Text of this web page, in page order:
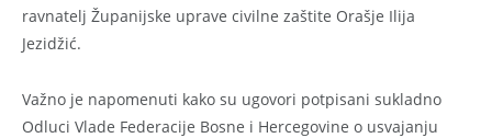
ravnatelj Županijske uprave civilne zaštite Orašje Ilija
Jezidžić.
Važno je napomenuti kako su ugovori potpisani sukladno
Odluci Vlade Federacije Bosne i Hercegovine o usvajanju